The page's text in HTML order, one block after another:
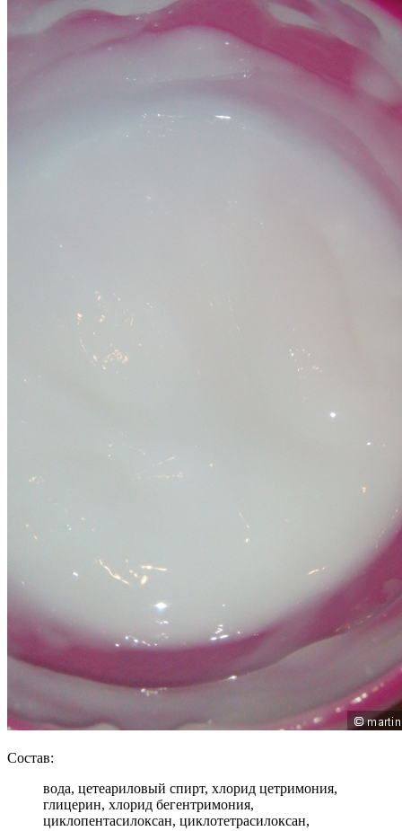
Состав:
вода, цетеариловый спирт, хлорид цетримония,
глицерин, хлорид бегентримония,
циклопентасилоксан, циклотетрасилоксан,